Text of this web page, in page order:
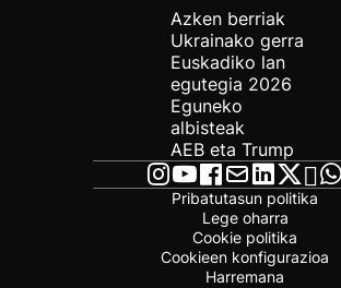
Azken berriak
Ukrainako gerra
Euskadiko lan
egutegia 2026
Eguneko
albisteak
AEB eta Trump
Pribatutasun politika
Lege oharra
Cookie politika
Cookieen konfigurazioa
Harremana